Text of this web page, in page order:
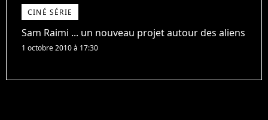
CINÉ SÉRIE
Sam Raimi ... un nouveau projet autour des aliens
1 octobre 2010 à 17:30